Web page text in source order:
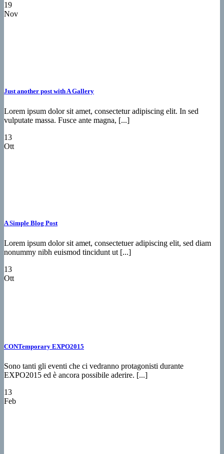
19
Nov
Just another post with A Gallery
Lorem ipsum dolor sit amet, consectetur adipiscing elit. In sed
vulputate massa. Fusce ante magna, [...]
13
Ott
A Simple Blog Post
Lorem ipsum dolor sit amet, consectetuer adipiscing elit, sed diam
nonummy nibh euismod tincidunt ut [...]
13
Ott
CONTemporary EXPO2015
Sono tanti gli eventi che ci vedranno protagonisti durante
EXPO2015 ed è ancora possibile aderire. [...]
13
Feb